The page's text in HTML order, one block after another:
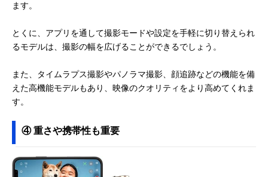
ます。
とくに、アプリを通して撮影モードや設定を手軽に切り替えられ
るモデルは、撮影の幅を広げることができるでしょう。
また、タイムラプス撮影やパノラマ撮影、顔追跡などの機能を備
えた高機能モデルもあり、映像のクオリティをより高めてくれま
す。
④ 重さや携帯性も重要